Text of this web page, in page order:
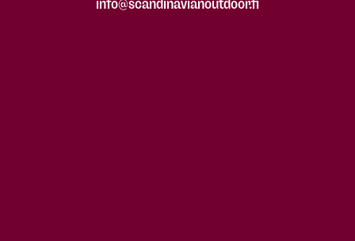
info@scandinavianoutdoor.fi